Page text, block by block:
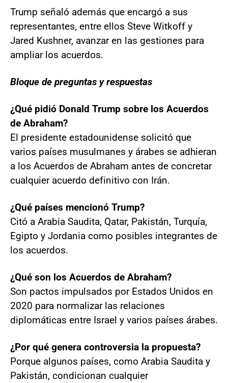
Trump señaló además que encargó a sus
representantes, entre ellos Steve Witkoff y
Jared Kushner, avanzar en las gestiones para
ampliar los acuerdos.
Bloque de preguntas y respuestas
¿Qué pidió Donald Trump sobre los Acuerdos
de Abraham?
El presidente estadounidense solicitó que
varios países musulmanes y árabes se adhieran
a los Acuerdos de Abraham antes de concretar
cualquier acuerdo definitivo con Irán.
¿Qué países mencionó Trump?
Citó a Arabia Saudita, Qatar, Pakistán, Turquía,
Egipto y Jordania como posibles integrantes de
los acuerdos.
¿Qué son los Acuerdos de Abraham?
Son pactos impulsados por Estados Unidos en
2020 para normalizar las relaciones
diplomáticas entre Israel y varios países árabes.
¿Por qué genera controversia la propuesta?
Porque algunos países, como Arabia Saudita y
Pakistán, condicionan cualquier